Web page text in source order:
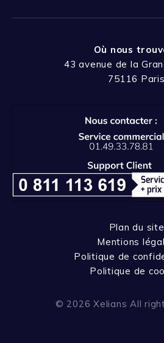
Où nous
43 avenue de la
75116 Paris
Plan du site
Mentions
Politique de
Politique de
© 2026 Xelians All